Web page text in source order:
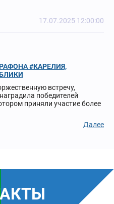
17.07.2025 12:00:00
#КАРЕЛИЯ,
встречу,
победителей
приняли участие более
Далее